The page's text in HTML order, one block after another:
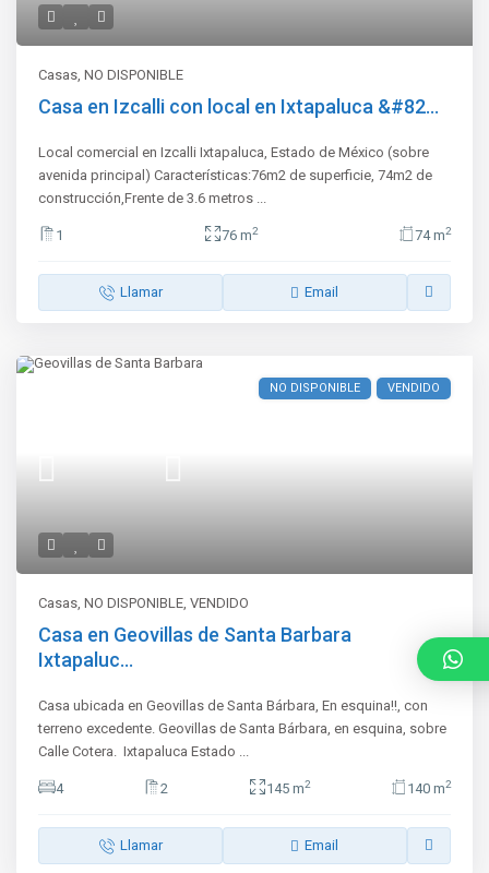
Casas,NO DISPONIBLE
Casa en Izcalli con local en Ixtapaluca &#82...
Local comercial en Izcalli Ixtapaluca, Estado de México (sobre
avenida principal) Características:76m2 de superficie, 74m2 de
construcción,Frente de 3.6 metros ...
1 76 m2 74 m2
Llamar Email
NO DISPONIBLE VENDIDO
Casas,NO DISPONIBLE,VENDIDO
Casa en Geovillas de Santa Barbara
Ixtapaluc...
Casa ubicada en Geovillas de Santa Bárbara, En esquina!!, con
terreno excedente. Geovillas de Santa Bárbara, en esquina, sobre
Calle Cotera. Ixtapaluca Estado ...
4 2 145 m2 140 m2
Llamar Email